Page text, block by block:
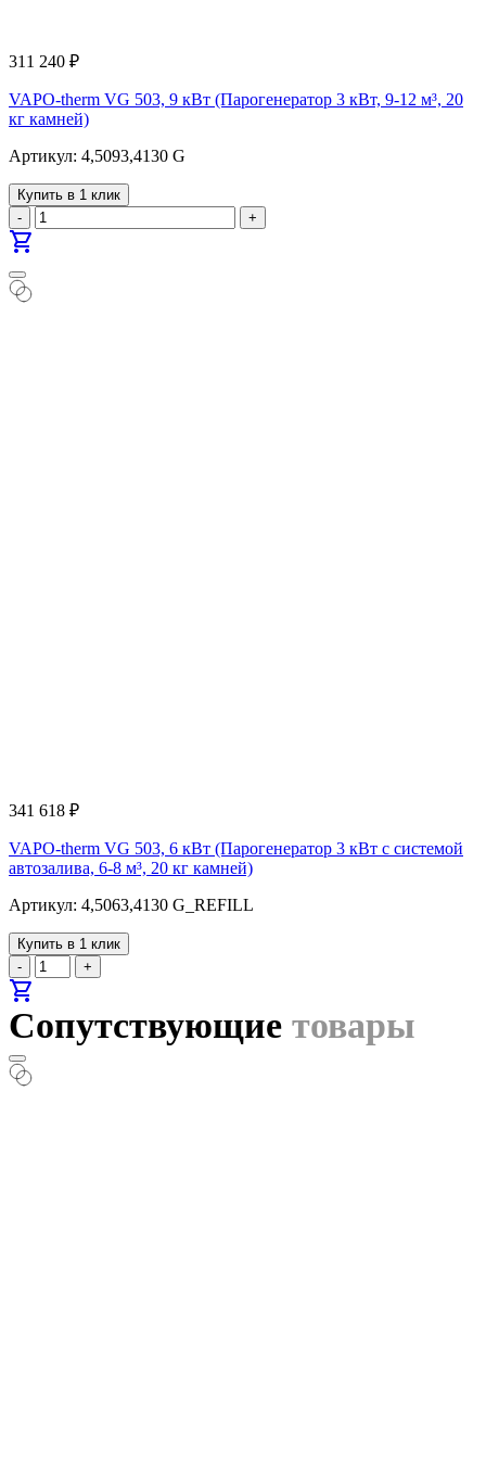
311 240 ₽
VAPO-therm VG 503, 9 кВт (Парогенератор 3 кВт, 9-12 м³, 20
кг камней)
Артикул: 4,5093,4130 G
Купить в 1 клик
-
+
shopping_cart
341 618 ₽
VAPO-therm VG 503, 6 кВт (Парогенератор 3 кВт с системой
автозалива, 6-8 м³, 20 кг камней)
Артикул: 4,5063,4130 G_REFILL
Купить в 1 клик
-
+
shopping_cart
Сопутствующие товары